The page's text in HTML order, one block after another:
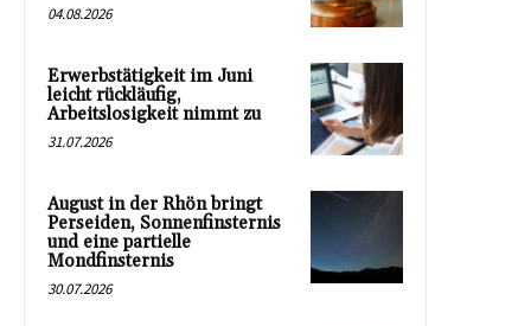
04.08.2026
Erwerbstätigkeit im Juni
leicht rückläufig,
Arbeitslosigkeit nimmt zu
31.07.2026
August in der Rhön bringt
Perseiden, Sonnenfinsternis
und eine partielle
Mondfinsternis
30.07.2026